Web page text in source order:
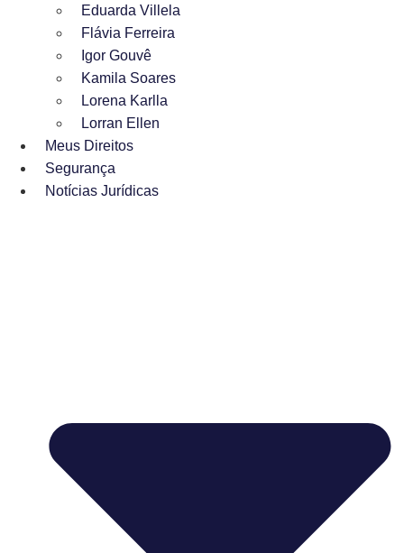
Eduarda Villela
Flávia Ferreira
Igor Gouvê
Kamila Soares
Lorena Karlla
Lorran Ellen
Meus Direitos
Segurança
Notícias Jurídicas